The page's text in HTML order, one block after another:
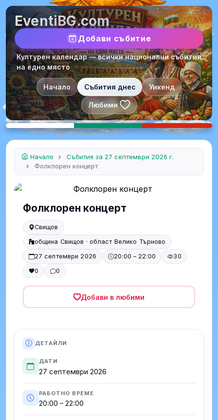
EventiBG.com
Добави събитие
Културен календар — всички национални събития
на едно място
Начало Събития днес Уикенд
Любими
Начало
Събития за 27 септември 2026 г.
Фолклорен концерт
Фолклорен концерт
Свищов
община Свищов · област Велико Търново
27 септември 2026
20:00 – 22:00
30
0
0
Добави в любими
ДЕТАЙЛИ
ДАТИ
27 септември 2026
РАБОТНО ВРЕМЕ
20:00 – 22:00